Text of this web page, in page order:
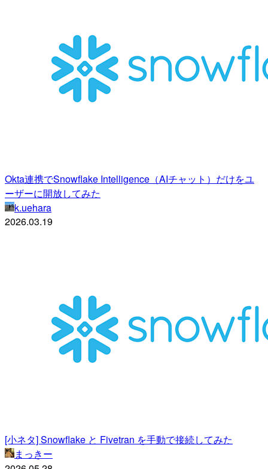
Okta連携でSnowflake Intelligence（AIチャット）だけをユ
ーザーに開放してみた
k.uehara
2026.03.19
[小ネタ] Snowflake と Fivetran を手動で接続してみた
まっきー